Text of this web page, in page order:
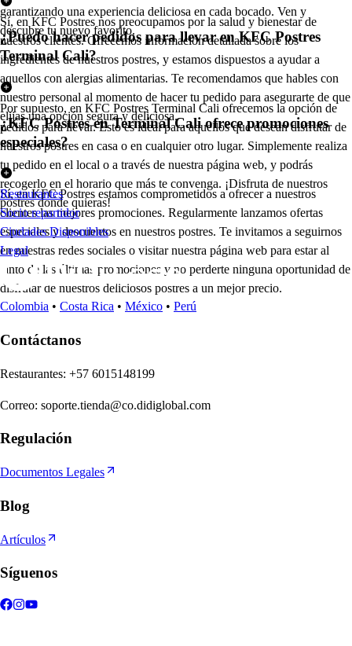
garantizando una experiencia deliciosa en cada bocado. Ven y
descubre tu nuevo favorito.
Sí, en KFC Postres nos preocupamos por la salud y bienestar de
nuestros clientes. Ofrecemos información detallada sobre los
ingredientes de nuestros postres, y estamos dispuestos a ayudar a
aquellos con alergias alimentarias. Te recomendamos que hables con
nuestro personal al momento de hacer tu pedido para asegurarte de que
elijas una opción segura y deliciosa.
¿Puedo hacer pedidos para llevar en KFC Postres
Terminal Cali?
Por supuesto, en KFC Postres Terminal Cali ofrecemos la opción de
pedidos para llevar. Esto es ideal para aquellos que desean disfrutar de
nuestros postres en casa o en cualquier otro lugar. Simplemente realiza
tu pedido en el local o a través de nuestra página web, y podrás
recogerlo en el horario que más te convenga. ¡Disfruta de nuestros
postres donde quieras!
¿KFC Postres en Terminal Cali ofrece promociones
especiales?
Sí, en KFC Postres estamos comprometidos a ofrecer a nuestros
clientes las mejores promociones. Regularmente lanzamos ofertas
especiales y descuentos en nuestros postres. Te invitamos a seguirnos
en nuestras redes sociales o visitar nuestra página web para estar al
tanto de las últimas promociones y no perderte ninguna oportunidad de
disfrutar de nuestros deliciosos postres a un mejor precio.
Restaurantes
Socio repartidor
Ciudades Disponibles
Legal
Colombia • Costa Rica • México • Perú
Contáctanos
Restaurantes: +57 6015148199
Correo: soporte.tienda@co.didiglobal.com
Regulación
Documentos Legales
Blog
Artículos
Síguenos